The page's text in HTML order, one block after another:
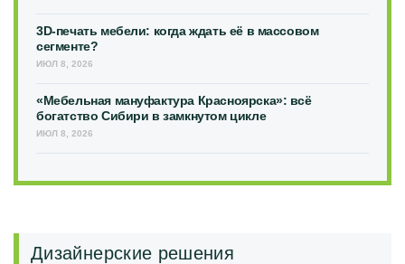
3D-печать мебели: когда ждать её в массовом
сегменте?
ИЮЛ 8, 2026
«Мебельная мануфактура Красноярска»: всё
богатство Сибири в замкнутом цикле
ИЮЛ 8, 2026
Дизайнерские решения